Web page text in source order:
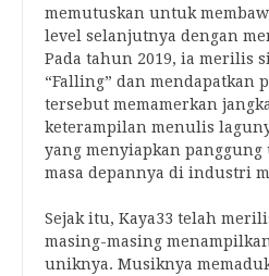
memutuskan untuk
level selanjutnya dengan
Pada tahun 2019, ia merilis
“Falling” dan mendapatkan
tersebut memamerkan
keterampilan menulis
yang menyiapkan panggung
masa depannya di industri
Sejak itu, Kaya33 telah
masing-masing
uniknya. Musiknya